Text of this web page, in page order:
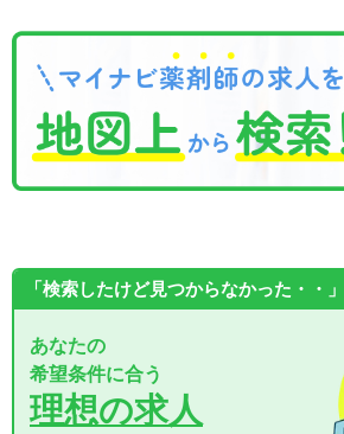
「検索したけど見つからなかった・・」
あなたの
希望条件に合う
理想の求人